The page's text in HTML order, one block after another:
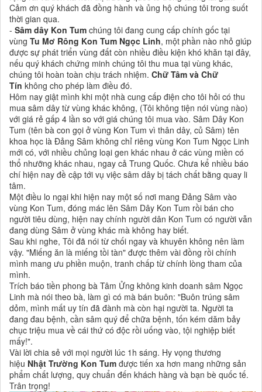
Cảm ơn quý khách đã đồng hành và ủng hộ chúng tôi trong suốt
thời gian qua.
- Sâm dây Kon Tum chúng tôi đang cung cấp chính gốc tại
vùng Tu Mơ Rông Kon Tum Ngọc Linh, một phần nào nhỏ giúp
được sự phát triển vùng đất còn nhiều điều kiện khó khăn tại đây,
nếu quý khách chứng minh chúng tôi thu mua tại vùng khác,
chúng tôi hoàn toàn chịu trách nhiệm. Chữ Tâm và Chữ
Tín không cho phép làm điều đó.
Hôm nay giật mình khi một nhà cung cấp điện cho tôi hỏi có thu
mua sâm dây từ vùng khác không, (Tôi không tiện nói vùng nào)
với giá rẻ gấp 4 lần so với giá chúng tôi mua vào. Sâm Dây Kon
Tum (tên bà con gọi ở vùng Kon Tum vì thân dây, củ Sâm) tên
khoa học là Đảng Sâm không chỉ riêng vùng Kon Tum Ngọc Linh
mới có, với nhiều chủng loại gen khác nhau ở các vùng miền có
thổ nhưỡng khác nhau, ngay cả Trung Quốc. Chưa kể nhiều báo
chí hiện nay đề cập tới vụ việc sâm dây bị tách chất bằng quay li
tâm.
Một điều lo ngại khi hiện nay một số nơi mang Đảng Sâm vào
vùng Kon Tum, đóng mác lên Sâm Dây Kon Tum rồi bán cho
người tiêu dùng, hiện nay chính người dân Kon Tum có người vẫn
đang dùng Sâm ở vùng khác mà không hay biết.
Sau khi nghe, Tôi đã nói từ chối ngay và khuyên không nên làm
vậy. "Miếng ăn là miếng tồi tàn" được thêm vài đồng rồi chính
mình mang ưu phiền muộn, tranh chấp từ chính lòng tham của
mình.
Trích báo tiền phong bà Tâm Ửng không kinh doanh sâm Ngọc
Linh mà nói theo bà, làm gì có mà bán buôn: "Buôn trúng sâm
dỏm, mình mất uy tín đã đành mà còn hại người ta. Người ta
đang đau bệnh, cần sâm quý để chữa bệnh, tốn kém dăm bảy
chục triệu mua về cái thứ có độc rồi uống vào, tội nghiệp biết
mấy!".
Vài lời chia sẻ với mọi người lúc 1h sáng. Hy vọng thương
hiệu Nhật Trường Kon Tum được tiến xa hơn mang những sản
phẩm chất lượng, quy chuẩn đến khách hàng và bạn bè quốc tế.
Trân trọng!